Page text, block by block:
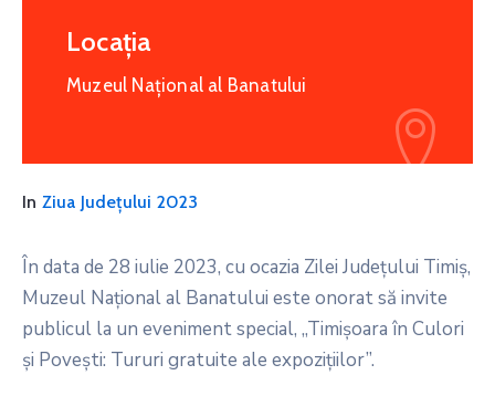
Locația
Muzeul Național al Banatului
In Ziua Județului 2023
În data de 28 iulie 2023, cu ocazia Zilei Județului Timiș,
Muzeul Național al Banatului este onorat să invite
publicul la un eveniment special, „Timișoara în Culori
și Povești: Tururi gratuite ale expozițiilor”.